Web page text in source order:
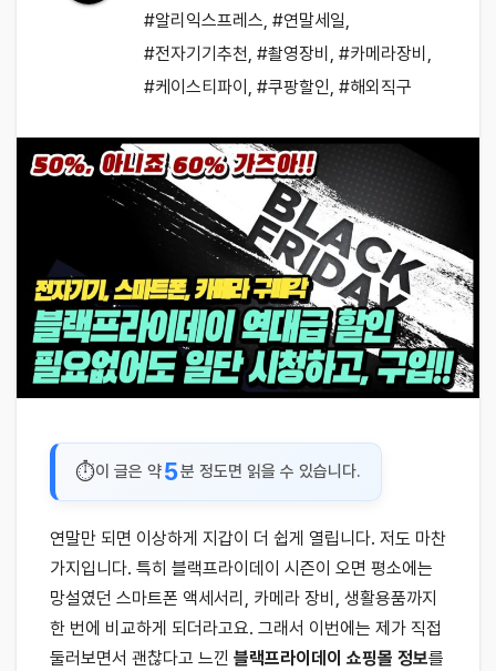
#알리익스프레스, #연말세일,
#전자기기추천, #촬영장비 , #카메라장비 ,
#케이스티파이 , #쿠팡할인, #해외직구
이 글은 약5분 정도면 읽을 수 있습니다.
연말만 되면 이상하게 지갑이 더 쉽게 열립니다. 저도 마찬
가지입니다. 특히 블랙프라이데이 시즌이 오면 평소에는
망설였던 스마트폰 액세서리, 카메라 장비, 생활용품까지
한 번에 비교하게 되더라고요. 그래서 이번에는 제가 직접
둘러보면서 괜찮다고 느낀 블랙프라이데이 쇼핑몰 정보를